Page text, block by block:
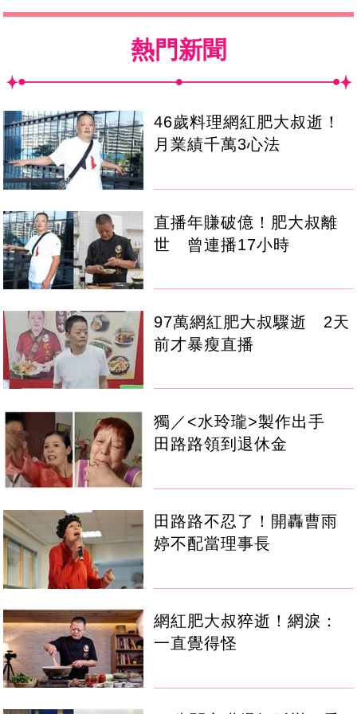
熱門新聞
46歲料理網紅肥大叔逝！
月業績千萬3心法
直播年賺破億！肥大叔離
世 曾連播17小時
97萬網紅肥大叔驟逝 2天
前才暴瘦直播
獨／<水玲瓏>製作出手
田路路領到退休金
田路路不忍了！開轟曹雨
婷不配當理事長
網紅肥大叔猝逝！網淚：
一直覺得怪